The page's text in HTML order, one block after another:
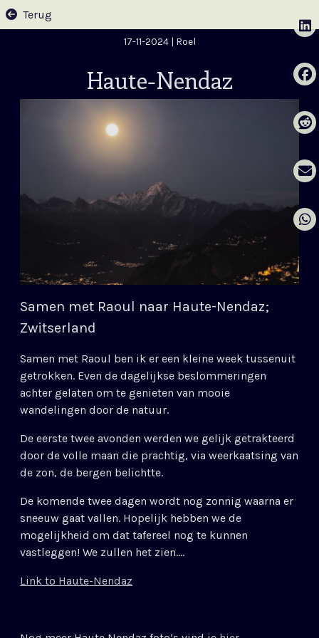
Terug
17-11-2024| Roel
Haute-Nendaz
Samen met Raoul naar Haute-Nendaz;
Zwitserland
Samen met Raoul ben ik er een kleine week tussenuit
getrokken. Even de dagelijkse beslommeringen
achter gelaten om te genieten van mooie
wandelingen door de natuur.
De eerste twee avonden werden we gelijk getrakteerd
door de volle maan die prachtig, via weerkaatsing van
de zon, de bergen belichtte.
De komende twee dagen wordt nog zonnig waarna er
sneeuw gaat vallen. Hopelijk hebben we de
mogelijkheid om dat tafereel nog te kunnen
vastleggen! We zullen het zien….
Link to Haute-Nendaz